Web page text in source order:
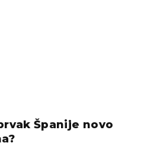
Španije novo